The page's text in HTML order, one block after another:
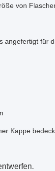
von
angefertigt für
Kappe